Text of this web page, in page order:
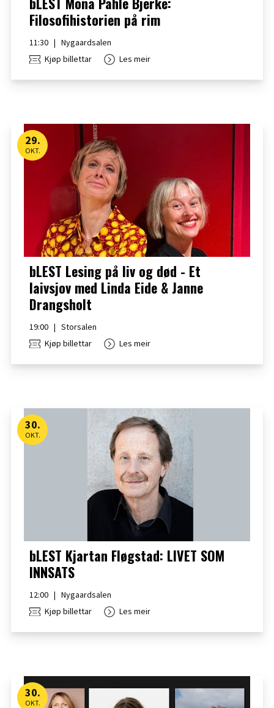
Filosofihistorien på rim
11:30 | Nygaardsalen
Kjøp billettar
Les meir
29.
OKT.
bLEST Lesing på liv og død - Et
laivsjov med Linda Eide & Janne
Drangsholt
19:00 | Storsalen
Kjøp billettar
Les meir
30.
OKT.
bLEST Kjartan Fløgstad: LIVET SOM
INNSATS
12:00 | Nygaardsalen
Kjøp billettar
Les meir
30.
OKT.